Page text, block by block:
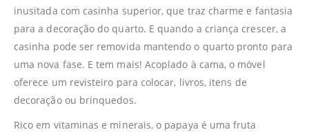
inusitada com casinha superior, que traz charme e fantasia
para a decoração do quarto. E quando a criança crescer, a
casinha pode ser removida mantendo o quarto pronto para
uma nova fase. E tem mais! Acoplado à cama, o móvel
oferece um revisteiro para colocar, livros, itens de
decoração ou brinquedos.
Rico em vitaminas e minerais, o papaya é uma fruta